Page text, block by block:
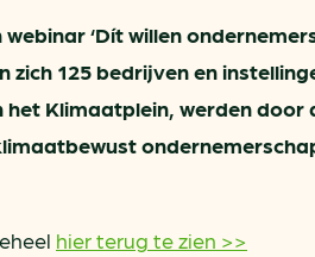
‘Dít willen
zich 125 bedrijven en
Klimaatplein, werden door
hier terug te zien >>